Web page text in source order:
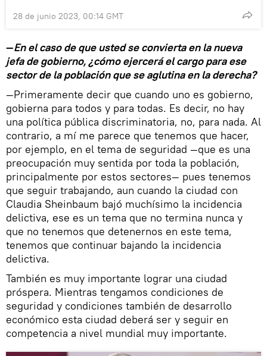
28 de junio 2023, 00:14 GMT
—En el caso de que usted se convierta en la nueva
jefa de gobierno, ¿cómo ejercerá el cargo para ese
sector de la población que se aglutina en la derecha?
—Primeramente decir que cuando uno es gobierno,
gobierna para todos y para todas. Es decir, no hay
una política pública discriminatoria, no, para nada. Al
contrario, a mí me parece que tenemos que hacer,
por ejemplo, en el tema de seguridad —que es una
preocupación muy sentida por toda la población,
principalmente por estos sectores— pues tenemos
que seguir trabajando, aun cuando la ciudad con
Claudia Sheinbaum bajó muchísimo la incidencia
delictiva, ese es un tema que no termina nunca y
que no tenemos que detenernos en este tema,
tenemos que continuar bajando la incidencia
delictiva.
También es muy importante lograr una ciudad
próspera. Mientras tengamos condiciones de
seguridad y condiciones también de desarrollo
económico esta ciudad deberá ser y seguir en
competencia a nivel mundial muy importante.